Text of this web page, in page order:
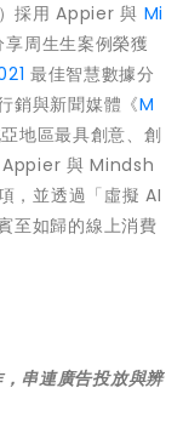
採用 Appier 與 Mi
周生生案例榮獲
最佳智慧數據分
銷與新聞媒體《M
地區最具創意、創
Appier 與 Mindsh
，並透過「虛擬 AI
至如歸的線上消費
串連廣告投放與辨